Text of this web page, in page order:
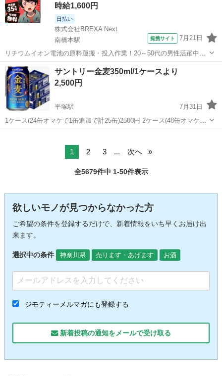
時給1,600円
日払い
株式会社BREXA Next
南橋本駅
提携サイト 7月21日
リチウムイオン電池の原料運搬・投入作業！20～50代の男性活躍中★
ワンルーム寮完備！赴任旅費会社負担！年間休日130日★フォークリフ
ト免許お持ちの方、活躍中！就業先食堂利用可★《神奈川県相模原
市》 人気の工場のお仕事 ◇電...
神奈川 相模原市 南橋本駅
サントリー金麦350ml/1ケースより
2,500円
平塚駅
7月31日
1ケース(24缶オマケで1缶追加で計25缶)2500円 2ケース(48缶オマケで
3缶追加で計51缶)5000円 3ケース(72缶オマケで6缶追加で計78缶)7500
1 2 3 ... 次へ
全5679件中 1-50件表示
欲しいモノが見つからなかった方
ご希望の条件を登録するだけで、新着情報をいち早くお届け出
来ます。
選択中の条件 神奈川県 売ります・あげます お酒
ジモティーメルマガにも登録する
新着投稿の通知をメールで受け取る